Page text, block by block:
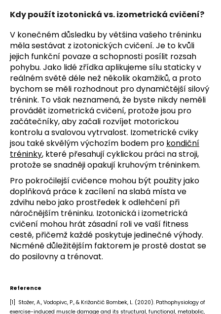
Kdy použít izotonická vs. izometrická cvičení?
V konečném důsledku by většina vašeho tréninku
měla sestávat z izotonických cvičení. Je to kvůli
jejich funkční povaze a schopnosti posílit rozsah
pohybu. Jako lidé zřídka aplikujeme sílu staticky v
reálném světě déle než několik okamžiků, a proto
bychom se měli rozhodnout pro dynamičtější silový
trénink. To však neznamená, že byste nikdy neměli
provádět izometrická cvičení, protože jsou pro
začátečníky, aby začali rozvíjet motorickou
kontrolu a svalovou vytrvalost. Izometrické cviky
jsou také skvělým výchozím bodem pro kondiční
tréninky, které přesahují cyklickou práci na stroji,
protože se snadněji opakují kruhovým tréninkem.
Pro pokročilejší cvičence mohou být použity jako
doplňková práce k zacílení na slabá místa ve
zdvihu nebo jako prostředek k odlehčení při
náročnějším tréninku. Izotonická i izometrická
cvičení mohou hrát zásadní roli ve vaší fitness
cestě, přičemž každé poskytuje jedinečné výhody.
Nicméně důležitějším faktorem je prostě dostat se
do posilovny a trénovat.
Reference
[1] Stožer, A., Vodopivc, P., & Križančić Bombek, L. (2020). Pathophysiology of
exercise-induced muscle damage and its structural, functional, metabolic,